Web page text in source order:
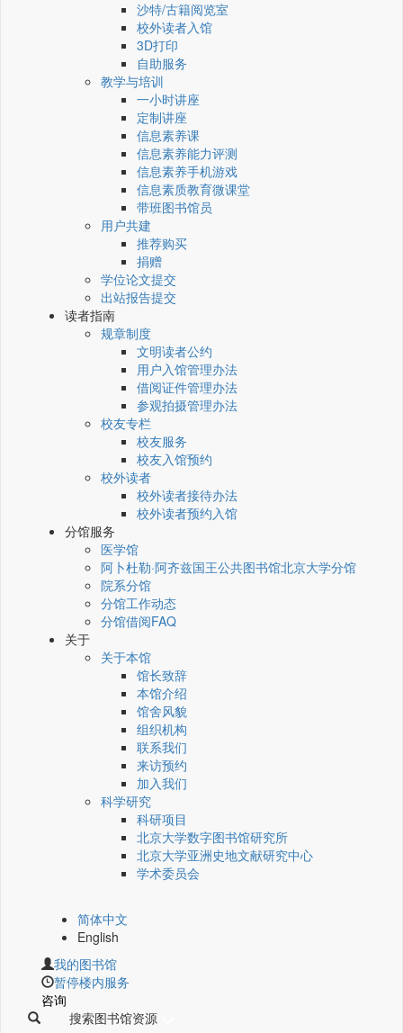
沙特/古籍阅览室
校外读者入馆
3D打印
自助服务
教学与培训
一小时讲座
定制讲座
信息素养课
信息素养能力评测
信息素养手机游戏
信息素质教育微课堂
带班图书馆员
用户共建
推荐购买
捐赠
学位论文提交
出站报告提交
读者指南
规章制度
文明读者公约
用户入馆管理办法
借阅证件管理办法
参观拍摄管理办法
校友专栏
校友服务
校友入馆预约
校外读者
校外读者接待办法
校外读者预约入馆
分馆服务
医学馆
阿卜杜勒·阿齐兹国王公共图书馆北京大学分馆
院系分馆
分馆工作动态
分馆借阅FAQ
关于
关于本馆
馆长致辞
本馆介绍
馆舍风貌
组织机构
联系我们
来访预约
加入我们
科学研究
科研项目
北京大学数字图书馆研究所
北京大学亚洲史地文献研究中心
学术委员会
简体中文
English
我的图书馆
暂停楼内服务
咨询
搜索图书馆资源